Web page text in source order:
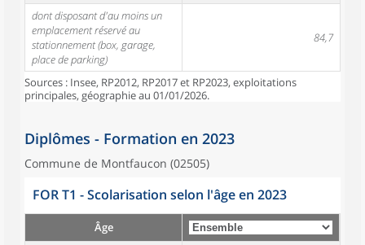
dont disposant d'au moins un
emplacement réservé au
stationnement (box, garage,
place de parking)
84,7
Sources : Insee, RP2012, RP2017 et RP2023, exploitations
principales, géographie au 01/01/2026.
Diplômes - Formation en 2023
Commune de Montfaucon (02505)
FOR T1 - Scolarisation selon l'âge en 2023
Âge